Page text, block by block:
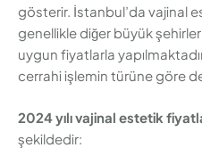
gösterir. İstanbul’da vajinal
genellikle diğer büyük
uygun fiyatlarla
cerrahi işlemin türüne göre
2024 yılı vajinal estetik
şekildedir: